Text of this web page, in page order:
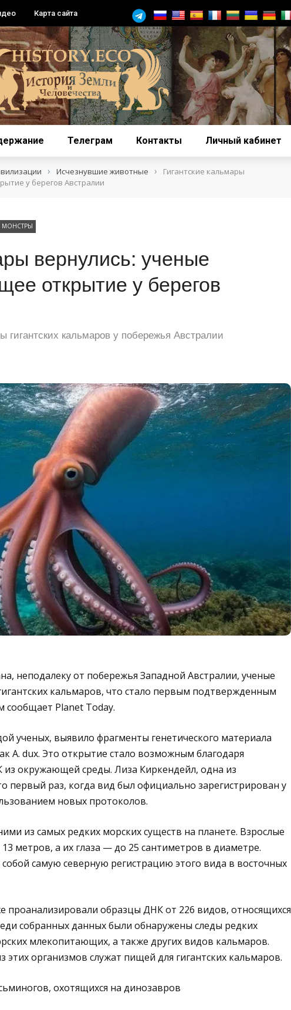
Карта сайта
Телеграм Контакты Личный кабинет
› Исчезнувшие животные ›
Гигантские кальмары
у берегов Австралии
МОНСТРЫ
вернулись: ученые
открытие у берегов
кальмаров у побережья Австралии
неподалеку от побережья Западной Австралии, ученые
кальмаров, что стало первым подтвержденным
сообщает Planet Today.
ученых, выявило фрагменты генетического материала
A. dux. Это открытие стало возможным благодаря
окружающей среды. Лиза Киркендейл, одна из
первый раз, когда вид был официально зарегистрирован у
новых протоколов.
из самых редких морских существ на планете. Взрослые
метров, а их глаза — до 25 сантиметров в диаметре.
самую северную регистрацию этого вида в восточных
проанализировали образцы ДНК от 226 видов, относящихся
собранных данных были обнаружены следы редких
млекопитающих, а также других видов кальмаров.
этих организмов служат пищей для гигантских кальмаров.
охотящихся на динозавров